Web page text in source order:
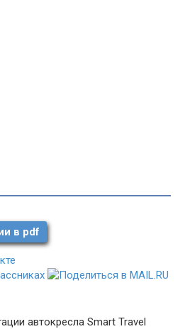
в pdf
автокресла Smart Travel